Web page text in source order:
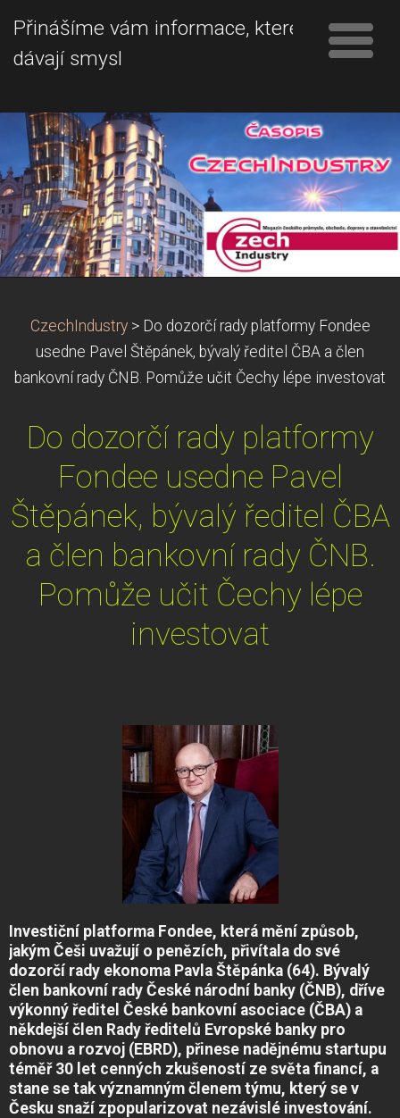
Přinášíme vám informace, které
dávají smysl
CzechIndustry > Do dozorčí rady platformy Fondee
usedne Pavel Štěpánek, bývalý ředitel ČBA a člen
bankovní rady ČNB. Pomůže učit Čechy lépe investovat
Do dozorčí rady platformy
Fondee usedne Pavel
Štěpánek, bývalý ředitel ČBA
a člen bankovní rady ČNB.
Pomůže učit Čechy lépe
investovat
Investiční platforma Fondee, která mění způsob,
jakým Češi uvažují o penězích, přivítala do své
dozorčí rady ekonoma Pavla Štěpánka (64). Bývalý
člen bankovní rady České národní banky (ČNB), dříve
výkonný ředitel České bankovní asociace (ČBA) a
někdejší člen Rady ředitelů Evropské banky pro
obnovu a rozvoj (EBRD), přinese nadějnému startupu
téměř 30 let cenných zkušeností ze světa financí, a
stane se tak významným členem týmu, který se v
Česku snaží zpopularizovat nezávislé investování.